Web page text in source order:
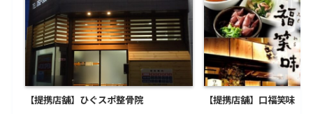
【提携店舗】ひぐスポ整骨院 【提携店舗】口福笑味